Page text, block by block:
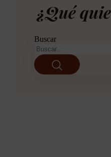
¿Qué
Buscar